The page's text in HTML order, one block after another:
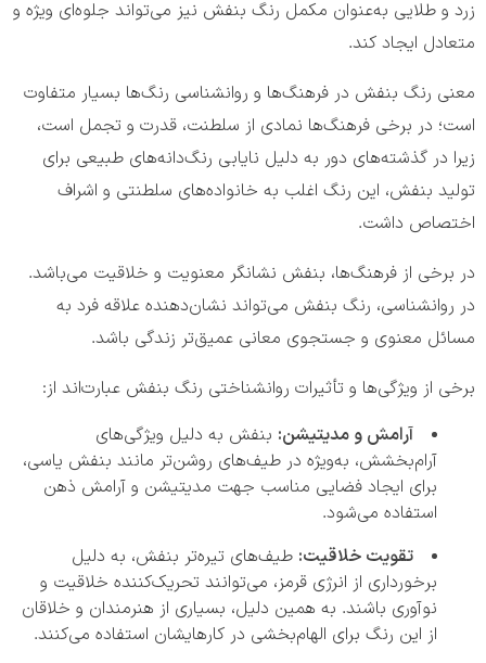
زرد و طلایی به‌عنوان مکمل رنگ بنفش نیز می‌تواند جلوه‌ای ویژه و
متعادل ایجاد کند.
معنی رنگ بنفش در فرهنگ‌ها و روانشناسی رنگ‌ها بسیار متفاوت
است؛ در برخی فرهنگ‌ها نمادی از سلطنت، قدرت و تجمل است،
زیرا در گذشته‌های دور به دلیل نایابی رنگ‌دانه‌های طبیعی برای
تولید بنفش، این رنگ اغلب به خانواده‌های سلطنتی و اشراف
اختصاص داشت.
در برخی از فرهنگ‌ها، بنفش نشانگر معنویت و خلاقیت می‌باشد.
در روانشناسی، رنگ بنفش می‌تواند نشان‌دهنده علاقه فرد به
مسائل معنوی و جستجوی معانی عمیق‌تر زندگی باشد.
برخی از ویژگی‌ها و تأثیرات روانشناختی رنگ بنفش عبارت‌اند از:
آرامش و مدیتیشن: بنفش به دلیل ویژگی‌های
آرام‌بخشش، به‌ویژه در طیف‌های روشن‌تر مانند بنفش یاسی،
برای ایجاد فضایی مناسب جهت مدیتیشن و آرامش ذهن
استفاده می‌شود.
تقویت خلاقیت: طیف‌های تیره‌تر بنفش، به دلیل
برخورداری از انرژی قرمز، می‌توانند تحریک‌کننده خلاقیت و
نوآوری باشند. به همین دلیل، بسیاری از هنرمندان و خلاقان
از این رنگ برای الهام‌بخشی در کارهایشان استفاده می‌کنند.